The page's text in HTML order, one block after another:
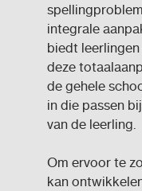
integrale
biedt
deze
de gehele
in die passen
van de leerling.
Om ervoor te
kan